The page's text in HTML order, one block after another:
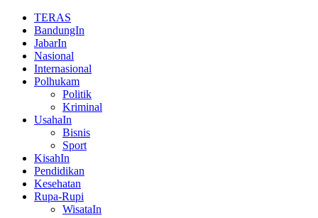
TERAS
BandungIn
JabarIn
Nasional
Internasional
Polhukam
Politik
Kriminal
UsahaIn
Bisnis
Sport
KisahIn
Pendidikan
Kesehatan
Rupa-Rupi
WisataIn